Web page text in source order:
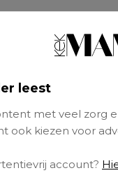
leest
met veel zorg
ook kiezen voor
account?